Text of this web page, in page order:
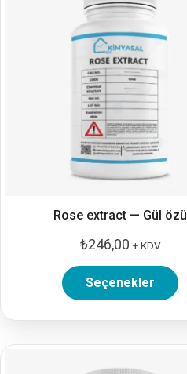
Rose extract — Gül özü
₺246,00 + KDV
Seçenekler